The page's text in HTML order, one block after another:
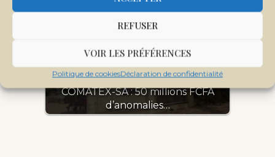
REFUSER
VOIR LES PRÉFÉRENCES
Politique de cookiesDéclaration de confidentialité
COMATEX-SA : 50 millions FCFA
d’anomalies…